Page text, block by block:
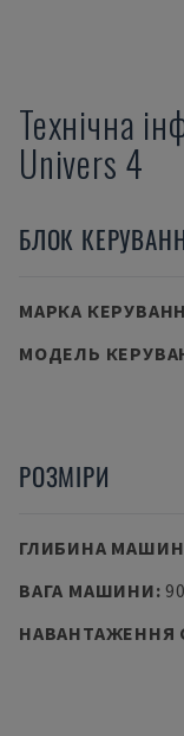
Технічна
Univers 4
БЛОК
МАРКА
МОДЕЛЬ
РОЗМІРИ
ГЛИБИНА
ВАГА МАШИНИ:
НАВАНТАЖЕННЯ